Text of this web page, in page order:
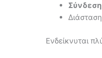
Σύνδεση
Ενδείκνυται